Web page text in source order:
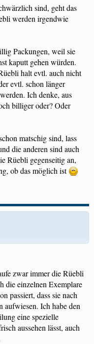
sind, geht das
werden irgendwie
Packungen, weil sie
kaputt gehen würden.
halt evtl. auch nicht
evtl. schon länger
Ich denke, aus
billiger oder? Oder
matschig sind, lass
die anderen sind auch
Rüebli gegenseitig an,
ob das möglich ist
zwar immer die Rüebli
die einzelnen Exemplare
passiert, dass sie nach
aufwiesen. Ich habe den
eine spezielle
aussehen lässt, auch